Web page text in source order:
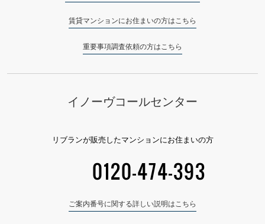
賃貸マンションにお住まいの方はこちら
重要事項調査依頼の方はこちら
イノーヴコールセンター
リブランが販売したマンションにお住まいの方
0120-474-393
ご案内番号に関する詳しい説明はこちら